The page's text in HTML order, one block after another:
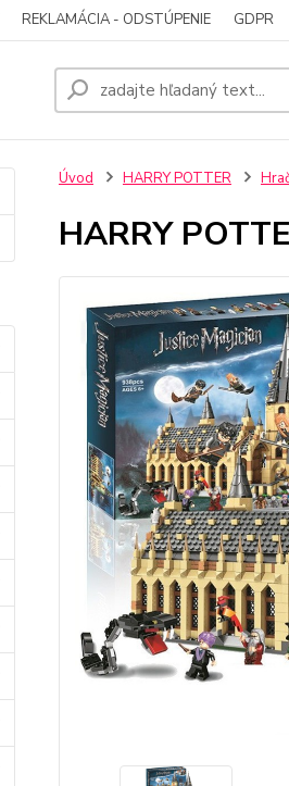
REKLAMÁCIA - ODSTÚPENIE GDPR
Úvod HARRY POTTER
HARRY